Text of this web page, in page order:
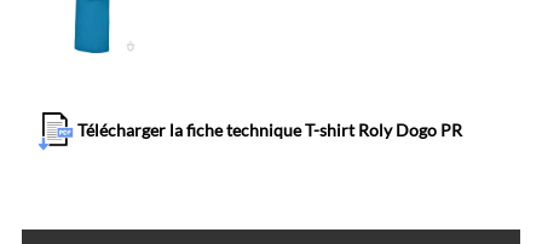
Télécharger la fiche technique T-shirt Roly Dogo PR